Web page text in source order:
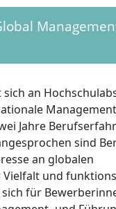
an
Jahre
sind
an globalen
und
für